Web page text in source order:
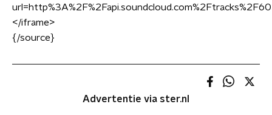
</iframe>
{/source}
Advertentie via ster.nl